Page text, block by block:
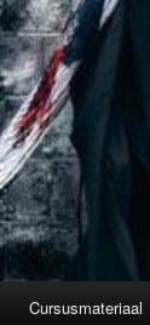
Cursusmateriaal